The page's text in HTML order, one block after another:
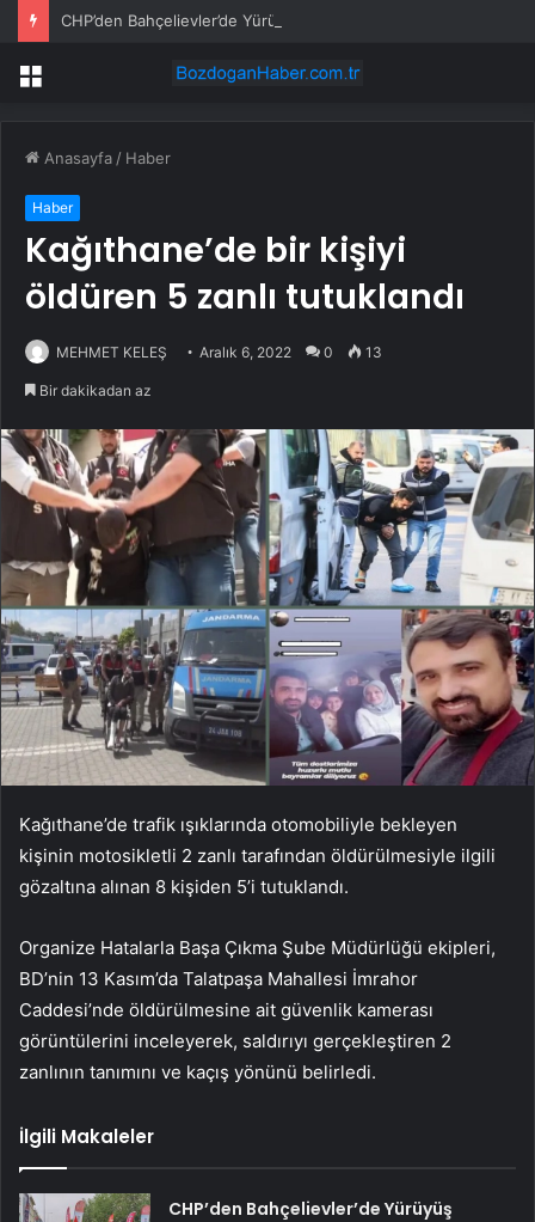
CHP’den Bahçelievler’de Yürüyüş
Menü
Anasayfa / Haber
Haber
Kağıthane’de bir kişiyi
öldüren 5 zanlı tutuklandı
MEHMET KELEŞ Aralık 6, 2022 0 13
Bir dakikadan az
Kağıthane’de trafik ışıklarında otomobiliyle bekleyen
kişinin motosikletli 2 zanlı tarafından öldürülmesiyle ilgili
gözaltına alınan 8 kişiden 5’i tutuklandı.
Organize Hatalarla Başa Çıkma Şube Müdürlüğü ekipleri,
BD’nin 13 Kasım’da Talatpaşa Mahallesi İmrahor
Caddesi’nde öldürülmesine ait güvenlik kamerası
görüntülerini inceleyerek, saldırıyı gerçekleştiren 2
zanlının tanımını ve kaçış yönünü belirledi.
İlgili Makaleler
CHP’den Bahçelievler’de Yürüyüş